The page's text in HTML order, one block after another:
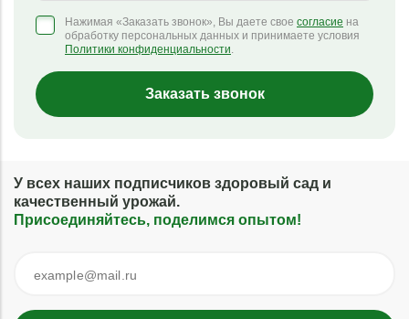
Нажимая «Заказать звонок», Вы даете свое согласие на
обработку персональных данных и принимаете условия
Политики конфиденциальности.
Заказать звонок
У всех наших подписчиков здоровый сад и
качественный урожай.
Присоединяйтесь, поделимся опытом!